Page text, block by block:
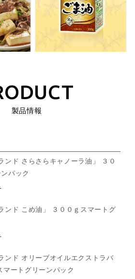
製品情報
ンド さらさらキャノーラ油」 ３０
パック
ンド こめ油」 ３００ｇスマートグ
ンド オリーブオイルエクストラバ
マートグリーンパック